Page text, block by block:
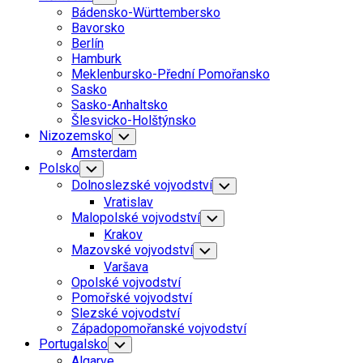
Child
Menu
Bádensko-Württembersko
Bavorsko
Berlín
Hamburk
Meklenbursko-Přední Pomořansko
Sasko
Sasko-Anhaltsko
Šlesvicko-Holštýnsko
Nizozemsko Toggle
Child
Menu
Amsterdam
Polsko Toggle
Child
Menu
Dolnoslezské vojvodství Toggle
Child
Menu
Vratislav
Malopolské vojvodství Toggle
Child
Menu
Krakov
Mazovské vojvodství Toggle
Child
Varšava
Opolské vojvodství
Pomořské vojvodství
Slezské vojvodství
Západopomořanské vojvodství
Portugalsko Toggle
Child